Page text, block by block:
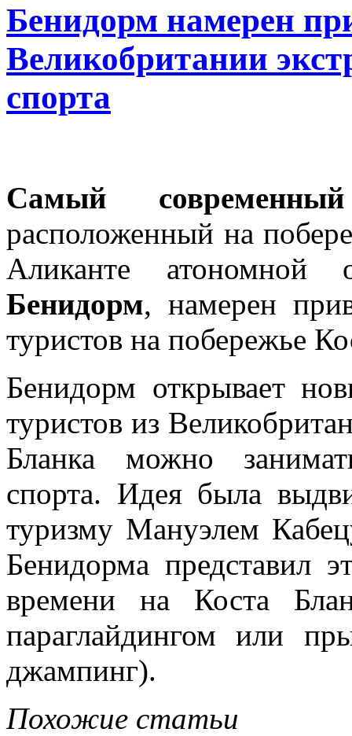
Бенидорм намерен
Великобритании
спорта
Самый
расположенный на
Аликанте
Бенидорм, намерен
туристов на побережье
Бенидорм открывает
туристов из
Бланка можно
спорта. Идея была
туризму Мануэлем
Бенидорма представил
времени на Коста
параглайдингом или
джампинг).
Похожие статьи